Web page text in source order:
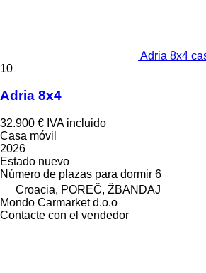
Adria 8x4
10
Adria 8x4
32.900 € IVA incluido
Casa móvil
2026
Estado nuevo
Número de plazas para dormir 6
Croacia, POREČ, ŽBANDAJ
Mondo Carmarket d.o.o
Contacte con el vendedor